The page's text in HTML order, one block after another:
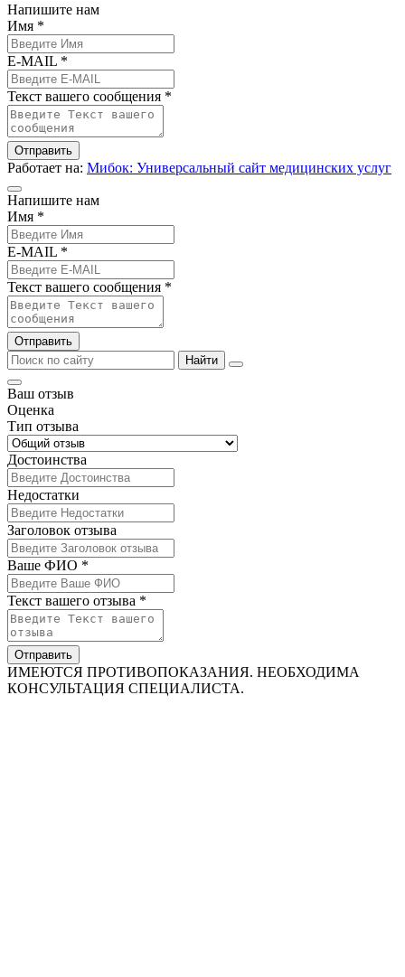
Напишите нам
Имя *
E-MAIL *
Текст вашего сообщения *
Отправить
Работает на: Мибок: Универсальный сайт медицинских услуг
Напишите нам
Имя *
E-MAIL *
Текст вашего сообщения *
Отправить
Найти
Ваш отзыв
Оценка
Тип отзыва
Достоинства
Недостатки
Заголовок отзыва
Ваше ФИО *
Текст вашего отзыва *
Отправить
ИМЕЮТСЯ ПРОТИВОПОКАЗАНИЯ. НЕОБХОДИМА
КОНСУЛЬТАЦИЯ СПЕЦИАЛИСТА.